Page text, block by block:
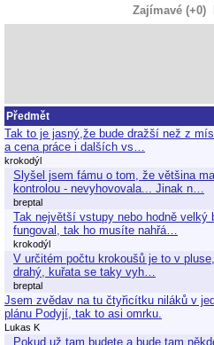
Zajímavé (+0)
Předmět
Tak to je jasný,že bude dražší než z
a cena práce i dalších vs…
krokodýl
Slyšel jsem fámu o tom, že většina
kontrolou - nevyhovovala... Jinak n…
breptal
Tak největší vstupy nebo hodně velký
fungoval, tak ho musíte nahřá…
krokodýl
V určitém počtu krokoušů je to v
drahý, kuřata se taky vyh…
breptal
Jsem zvědav na tu čtyřicítku niláků v
plánu Podyjí, tak to asi omrku.
Lukas K
Pokud už tam budete a bude tam